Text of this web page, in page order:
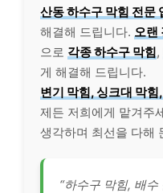
산동 하수구 막힘 전문
해결해 드립니다. 오랜
으로 각종 하수구 막힘,
게 해결해 드립니다.
변기 막힘, 싱크대 막
제든 저희에게 맡겨주
생각하며 최선을 다해
“하수구 막힘, 배